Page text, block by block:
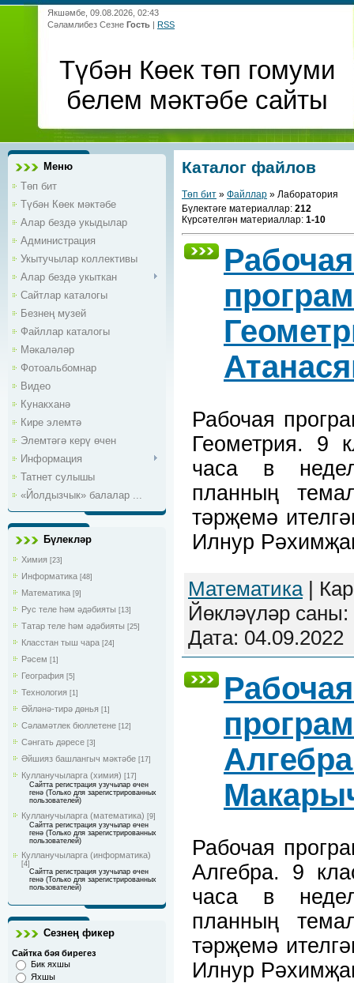
Якшәмбе, 09.08.2026, 02:43
Сәламлибез Сезне Гость | RSS
Түбән Көек төп гомуми
белем мәктәбе сайты
Меню
Төп бит
Түбән Көек мәктәбе
Алар бездә укыдылар
Администрация
Укытучылар коллективы
Алар бездә укыткан
Сайтлар каталогы
Безнең музей
Файллар каталогы
Мәкаләләр
Фотоальбомнар
Видео
Кунакханә
Кире элемтә
Элемтәгә керү өчен
Информация
Татнет сулышы
«Йолдызчык» балалар ...
Бүлекләр
Химия [23]
Информатика [48]
Математика [9]
Рус теле һәм әдәбияты [13]
Татар теле һәм әдәбияты [25]
Класстан тыш чара [24]
Рәсем [1]
География [5]
Технология [1]
Әйләнә-тирә дөнья [1]
Сәламәтлек бюллетене [12]
Сәнгать дәресе [3]
Әйшияз башлангыч мәктәбе [17]
Кулланучыларга (химия) [17]
Сайтта регистрация узучылар өчен
генә (Только для зарегистрированных
пользователей)
Кулланучыларга (математика) [9]
Сайтта регистрация узучылар өчен
генә (Только для зарегистрированных
пользователей)
Кулланучыларга (информатика)
[4]
Сайтта регистрация узучылар өчен
генә (Только для зарегистрированных
пользователей)
Сезнең фикер
Сайтка бәя бирегез
Бик яхшы
Яхшы
Каталог файлов
Төп бит » Файллар » Лаборатория
Бүлектәге материаллар: 212
Күрсәтелгән материаллар: 1-10
Рабочая
Геометрия. 9
часа в
планның
тәрҗемә
Илнур
Математика|
Йөкләүләр
Дата: 04.09.2022
Рабочая
Алгебра. 9
часа в
планның
тәрҗемә
Илнур